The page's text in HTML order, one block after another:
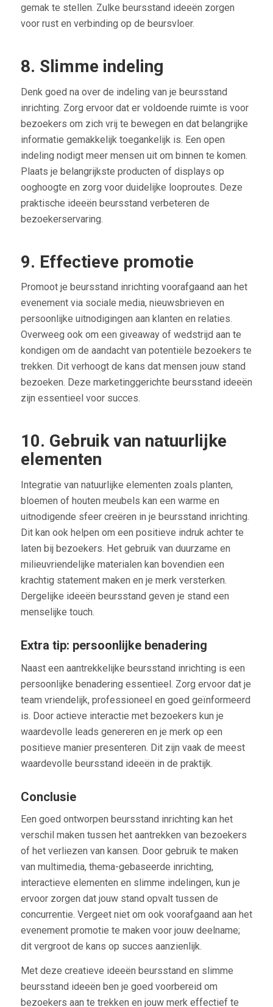
gemak te stellen. Zulke beursstand ideeën zorgen
voor rust en verbinding op de beursvloer.
8. Slimme indeling
Denk goed na over de indeling van je beursstand
inrichting. Zorg ervoor dat er voldoende ruimte is voor
bezoekers om zich vrij te bewegen en dat belangrijke
informatie gemakkelijk toegankelijk is. Een open
indeling nodigt meer mensen uit om binnen te komen.
Plaats je belangrijkste producten of displays op
ooghoogte en zorg voor duidelijke looproutes. Deze
praktische ideeën beursstand verbeteren de
bezoekerservaring.
9. Effectieve promotie
Promoot je beursstand inrichting voorafgaand aan het
evenement via sociale media, nieuwsbrieven en
persoonlijke uitnodigingen aan klanten en relaties.
Overweeg ook om een giveaway of wedstrijd aan te
kondigen om de aandacht van potentiële bezoekers te
trekken. Dit verhoogt de kans dat mensen jouw stand
bezoeken. Deze marketinggerichte beursstand ideeën
zijn essentieel voor succes.
10. Gebruik van natuurlijke
elementen
Integratie van natuurlijke elementen zoals planten,
bloemen of houten meubels kan een warme en
uitnodigende sfeer creëren in je beursstand inrichting.
Dit kan ook helpen om een positieve indruk achter te
laten bij bezoekers. Het gebruik van duurzame en
milieuvriendelijke materialen kan bovendien een
krachtig statement maken en je merk versterken.
Dergelijke ideeën beursstand geven je stand een
menselijke touch.
Extra tip: persoonlijke benadering
Naast een aantrekkelijke beursstand inrichting is een
persoonlijke benadering essentieel. Zorg ervoor dat je
team vriendelijk, professioneel en goed geïnformeerd
is. Door actieve interactie met bezoekers kun je
waardevolle leads genereren en je merk op een
positieve manier presenteren. Dit zijn vaak de meest
waardevolle beursstand ideeën in de praktijk.
Conclusie
Een goed ontworpen beursstand inrichting kan het
verschil maken tussen het aantrekken van bezoekers
of het verliezen van kansen. Door gebruik te maken
van multimedia, thema-gebaseerde inrichting,
interactieve elementen en slimme indelingen, kun je
ervoor zorgen dat jouw stand opvalt tussen de
concurrentie. Vergeet niet om ook voorafgaand aan het
evenement promotie te maken voor jouw deelname;
dit vergroot de kans op succes aanzienlijk.
Met deze creatieve ideeën beursstand en slimme
beursstand ideeën ben je goed voorbereid om
bezoekers aan te trekken en jouw merk effectief te